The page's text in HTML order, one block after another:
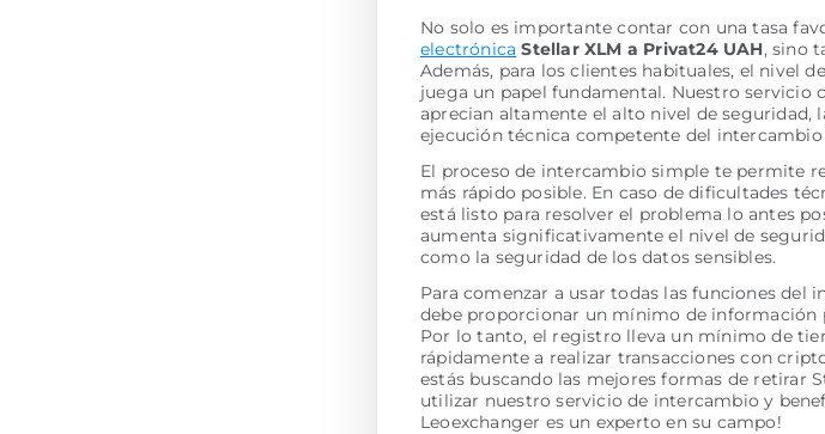
No solo es importante contar con una tasa
electrónica Stellar XLM a Privat24 UAH, sino
Además, para los clientes habituales, el nivel
juega un papel fundamental. Nuestro servicio
aprecian altamente el alto nivel de seguridad,
ejecución técnica competente del intercambio
El proceso de intercambio simple te permite
más rápido posible. En caso de dificultades
está listo para resolver el problema lo antes
aumenta significativamente el nivel de
como la seguridad de los datos sensibles.
Para comenzar a usar todas las funciones del
debe proporcionar un mínimo de información
Por lo tanto, el registro lleva un mínimo de
rápidamente a realizar transacciones con
estás buscando las mejores formas de retirar
utilizar nuestro servicio de intercambio y
Leoexchanger es un experto en su campo!